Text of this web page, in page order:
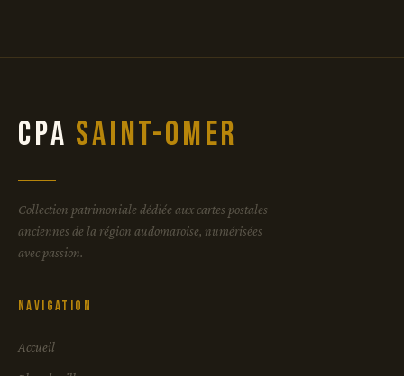
CPA Saint-Omer
Collection patrimoniale dédiée aux cartes postales
anciennes de la région audomaroise, numérisées
avec passion.
Navigation
Accueil